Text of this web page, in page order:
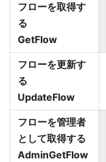
フローを取得す
る
GetFlow
フローを更新す
る
UpdateFlow
フローを管理者
として取得する
AdminGetFlow